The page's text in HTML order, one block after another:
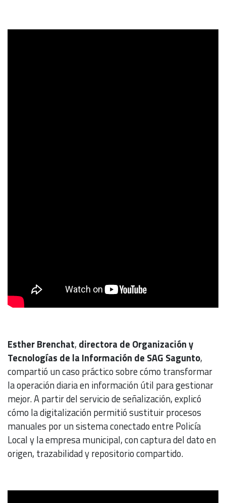
Esther Brenchat, directora de Organización y
Tecnologías de la Información de SAG Sagunto,
compartió un caso práctico sobre cómo transformar
la operación diaria en información útil para gestionar
mejor. A partir del servicio de señalización, explicó
cómo la digitalización permitió sustituir procesos
manuales por un sistema conectado entre Policía
Local y la empresa municipal, con captura del dato en
origen, trazabilidad y repositorio compartido.